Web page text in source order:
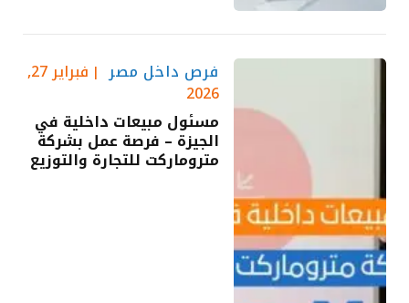
فرص داخل مصر فبراير 27,
2026
مسئول مبيعات داخلية في
الجيزة – فرصة عمل بشركة
متروماركت للتجارة والتوزيع